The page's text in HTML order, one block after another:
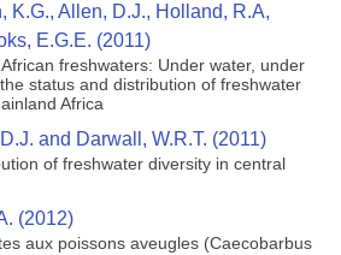
K.G., Allen, D.J., Holland, R.A,
E.G.E. (2011)
freshwaters: Under water, under
status and distribution of freshwater
Africa
and Darwall, W.R.T. (2011)
of freshwater diversity in central
(2012)
aux poissons aveugles (Caecobarbus